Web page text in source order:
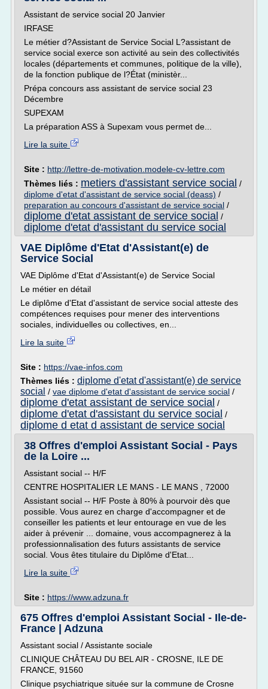
Assistant de service social 20 Janvier
IRFASE
Le métier d?Assistant de Service Social L?assistant de
service social exerce son activité au sein des collectivités
locales (départements et communes, politique de la ville),
de la fonction publique de l?État (ministèr...
Prépa concours ass assistant de service social 23
Décembre
SUPEXAM
La préparation ASS à Supexam vous permet de...
Lire la suite
Site : http://lettre-de-motivation.modele-cv-lettre.com
Thèmes liés : metiers d'assistant service social /
diplome d'etat d'assistant de service social (deass) /
preparation au concours d'assistant de service social /
diplome d'etat assistant de service social /
diplome d'etat d'assistant du service social
VAE Diplôme d'Etat d'Assistant(e) de
Service Social
VAE Diplôme d'Etat d'Assistant(e) de Service Social
Le métier en détail
Le diplôme d'Etat d'assistant de service social atteste des
compétences requises pour mener des interventions
sociales, individuelles ou collectives, en...
Lire la suite
Site : https://vae-infos.com
Thèmes liés : diplome d'etat d'assistant(e) de service
social / vae diplome d'etat d'assistant de service social /
diplome d'etat assistant de service social /
diplome d'etat d'assistant du service social /
diplome d etat d assistant de service social
38 Offres d'emploi Assistant Social - Pays
de la Loire ...
Assistant social -- H/F
CENTRE HOSPITALIER LE MANS - LE MANS , 72000
Assistant social -- H/F Poste à 80% à pourvoir dès que
possible. Vous aurez en charge d'accompagner et de
conseiller les patients et leur entourage en vue de les
aider à prévenir ... domaine, vous accompagnerez à la
professionnalisation des futurs assistants de service
social. Vous êtes titulaire du Diplôme d'Etat...
Lire la suite
Site : https://www.adzuna.fr
675 Offres d'emploi Assistant Social - Ile-de-
France | Adzuna
Assistant social / Assistante sociale
CLINIQUE CHÂTEAU DU BEL AIR - CROSNE, ILE DE
FRANCE, 91560
Clinique psychiatrique située sur la commune de Crosne